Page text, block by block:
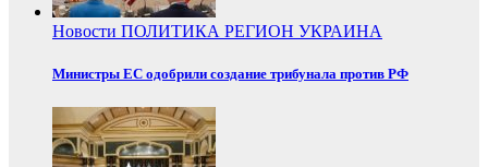
Новости ПОЛИТИКА РЕГИОН УКРАИНА
Министры ЕС одобрили создание трибунала против РФ